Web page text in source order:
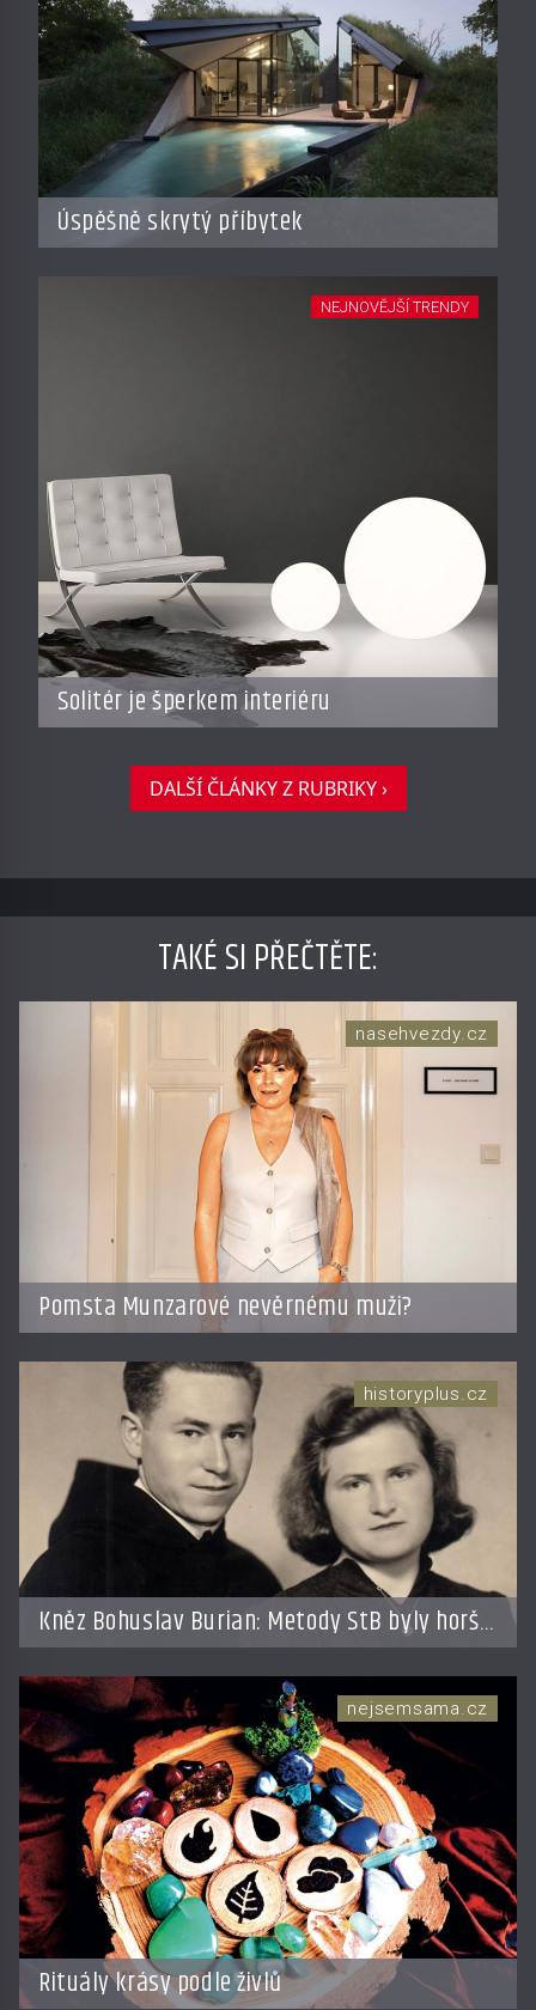
Úspěšně skrytý příbytek
Solitér je šperkem interiéru
NEJNOVĚJŠÍ TRENDY
DALŠÍ ČLÁNKY Z RUBRIKY ›
TAKÉ SI PŘEČTĚTE:
Pomsta Munzarové nevěrnému muži?
nasehvezdy.cz
Kněz Bohuslav Burian: Metody StB byly horší
než gestapácké trýznění
historyplus.cz
Rituály krásy podle živlů
nejsemsama.cz